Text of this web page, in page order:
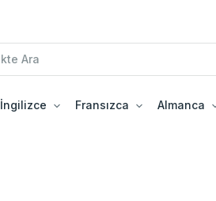
İngilizce Fransızca Almanca